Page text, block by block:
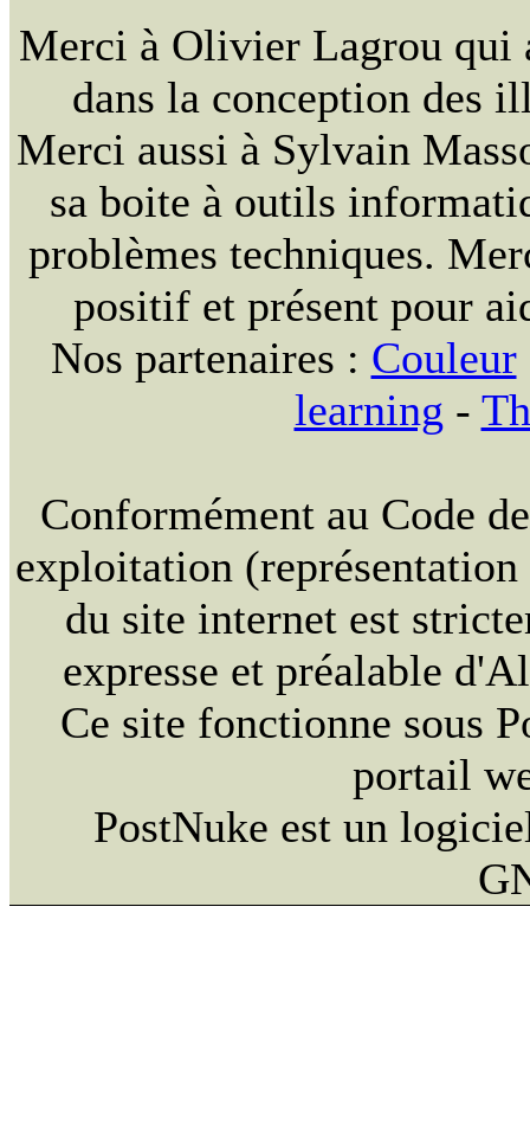
Merci à Olivier Lagrou qui
dans la conception des
Merci aussi à Sylvain
sa boite à outils
problèmes techniques.
positif et présent pour
Nos partenaires : Couleur
learning -
Conformément au Code
exploitation
du site internet est
expresse et préalable
Ce site fonctionne sous
portail
PostNuke est un